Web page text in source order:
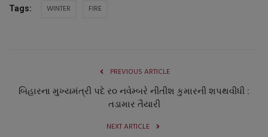
ગુનાખોરી
Tags: WINTER FIRE
PREVIOUS ARTICLE
બિહારના મુખ્યમંત્રી પદે ર૦ નવેમ્બરે નીતીશ કુમારની શપથવીધી :
તડામાર તૈયારી
NEXT ARTICLE